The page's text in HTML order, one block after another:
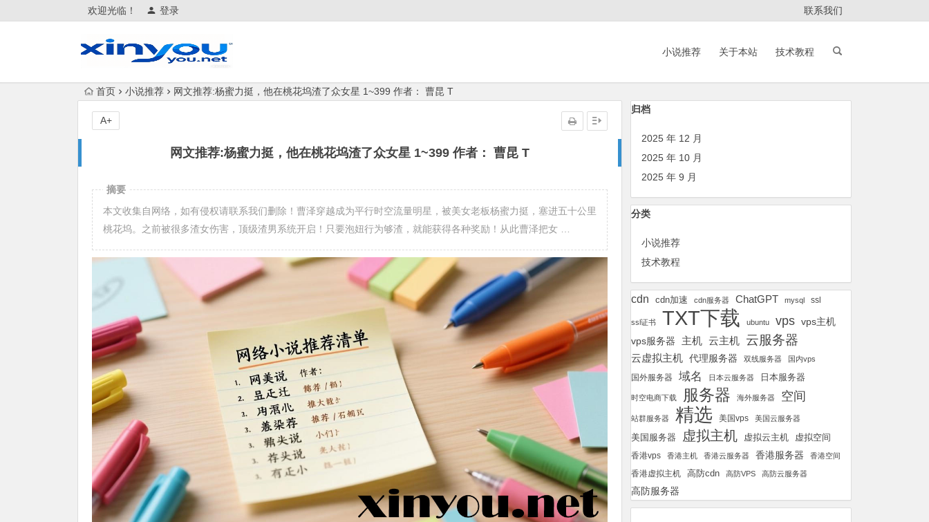
欢迎光临！ 登录 联系我们
小说推荐 关于本站 技术教程
首页 小说推荐 网文推荐:杨蜜力挺，他在桃花坞渣了众女星 1~399 作者： 曹昆 T
网文推荐:杨蜜力挺，他在桃花坞渣了众女星 1~399 作者： 曹昆 T
A+
摘要
本文收集自网络，如有侵权请联系我们删除！曹泽穿越成为平行时空流量明星，被美女老板杨蜜力挺，塞进五十公里
桃花坞。之前被很多渣女伤害，顶级渣男系统开启！只要泡妞行为够渣，就能获得各种奖励！从此曹泽把女 …
归档
2025 年 12 月
2025 年 10 月
2025 年 9 月
分类
小说推荐
技术教程
cdn cdn加速 cdn服务器 ChatGPT mysql ssl
ssl证书 TXT下载 ubuntu vps vps主机
vps服务器
主机 云主机 云服务器
云虚拟主机 代理服务器 双线服务器 国内vps
国外服务器 域名 日本云服务器 日本服务器
时空电商下载 服务器 海外服务器 空间
站群服务器 精选 美国vps 美国云服务器
美国服务器 虚拟主机 虚拟云主机 虚拟空间
香港vps 香港主机 香港云服务器 香港服务器 香港空间
香港虚拟主机 高防cdn 高防VPS 高防云服务器
高防服务器